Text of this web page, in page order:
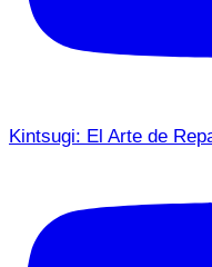
Kintsugi: El Arte de